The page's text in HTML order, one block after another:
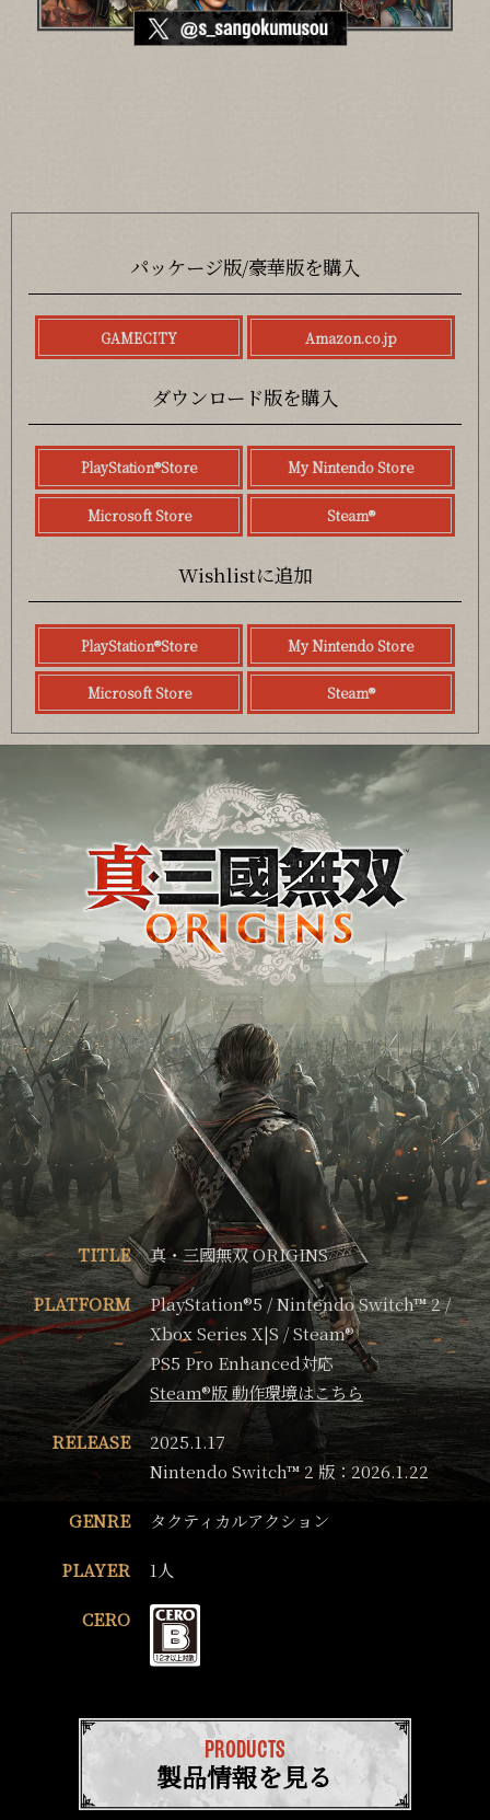
パッケージ版/豪華版を購入
GAMECITY Amazon.co.jp
ダウンロード版を購入
PlayStation®Store My Nintendo Store
Microsoft Store Steam®
Wishlistに追加
PlayStation®Store My Nintendo Store
Microsoft Store Steam®
TITLE 真・三國無双 ORIGINS
PLATFORM
PlayStation®5 / Nintendo Switch™ 2 /
Xbox Series X|S / Steam®
PS5 Pro Enhanced対応
Steam®版 動作環境はこちら
RELEASE
2025.1.17
Nintendo Switch™ 2 版：2026.1.22
GENRE タクティカルアクション
PLAYER 1人
CERO
PRODUCTS
製品情報を見る